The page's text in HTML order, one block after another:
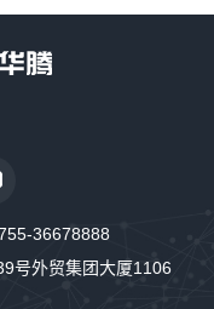
36678888
号外贸集团大厦1106